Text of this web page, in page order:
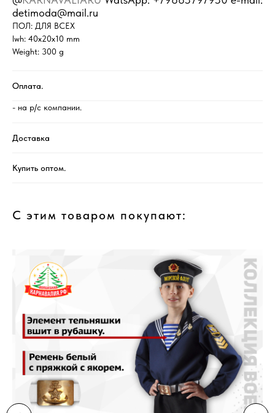
detimoda@mail.ru
ПОЛ: ДЛЯ ВСЕХ
lwh: 40x20x10 mm
Weight: 300 g
Оплата.
- на р/с компании.
Доставка
Купить оптом.
С этим товаром покупают: